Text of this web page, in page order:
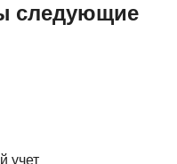
следующие
учет